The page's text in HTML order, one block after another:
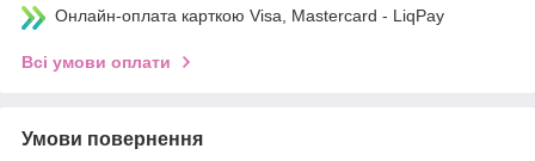
Онлайн-оплата карткою Visa, Mastercard - LiqPay
Всі умови оплати
Умови повернення